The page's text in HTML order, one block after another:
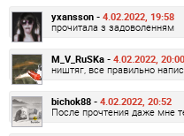
yxansson - 4.02.2022, 19:58
прочитала з задоволенням
M_V_RuSKa - 4.02.2022, 20:00
ништяг, все правильно
bichok88 - 4.02.2022, 20:52
После прочтения даже мне